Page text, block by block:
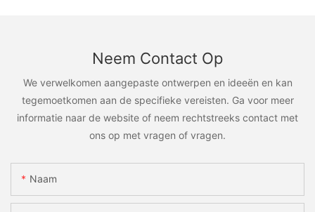
Neem Contact Op
We verwelkomen aangepaste ontwerpen en ideeën en kan
tegemoetkomen aan de specifieke vereisten. Ga voor meer
informatie naar de website of neem rechtstreeks contact met
ons op met vragen of vragen.
Naam